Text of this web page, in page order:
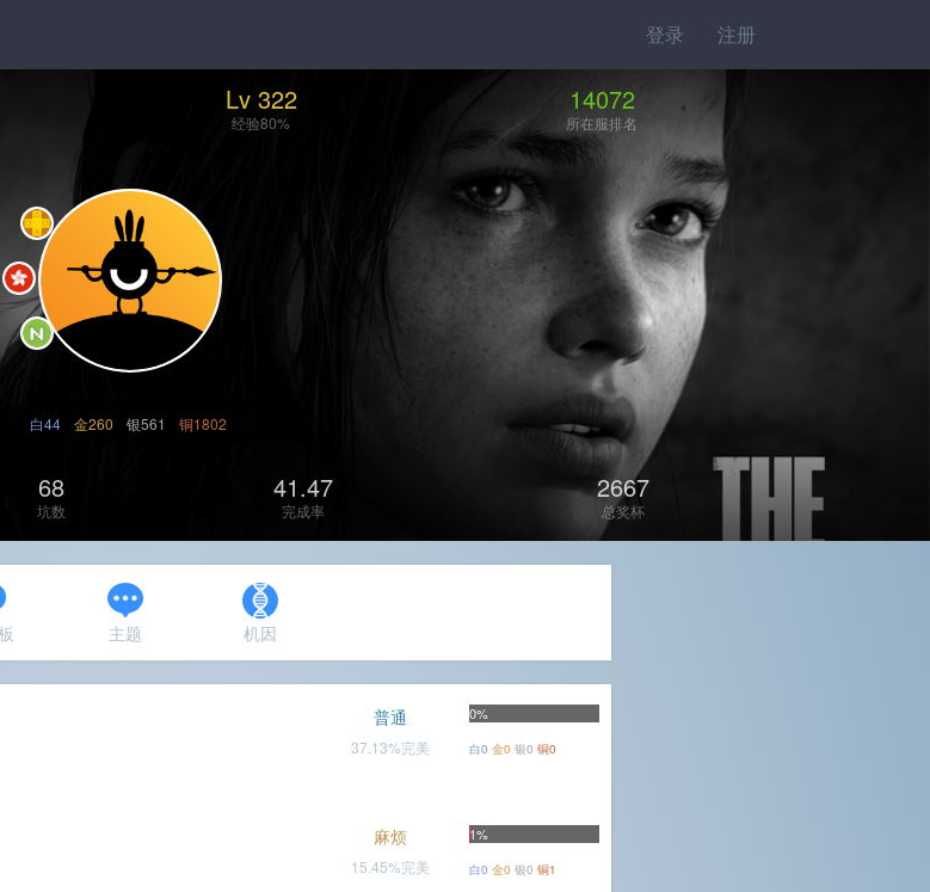
登录 注册
Lv 322
经验80%
14072
所在服排名
白44 金260 银561 铜1802
68
坑数
41.47
完成率
2667
总奖杯
主题 机因
普通
37.13%完美
0%
白0 金0 银0 铜0
麻烦
15.45%完美
1%
白0 金0 银0 铜1